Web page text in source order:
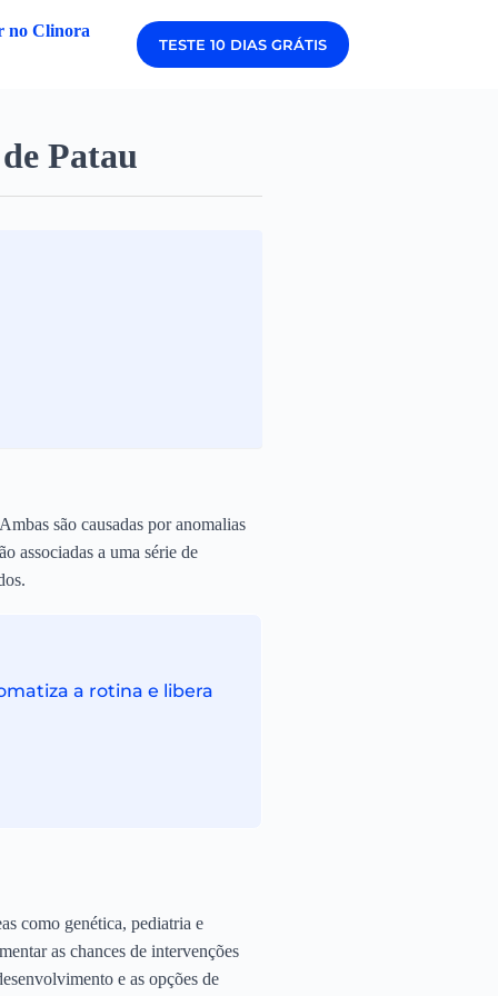
Clinora
TESTE 10 DIAS GRÁTIS
Patau
são causadas por anomalias
associadas a uma série de
a rotina e libera
como genética, pediatria e
as chances de intervenções
e as opções de